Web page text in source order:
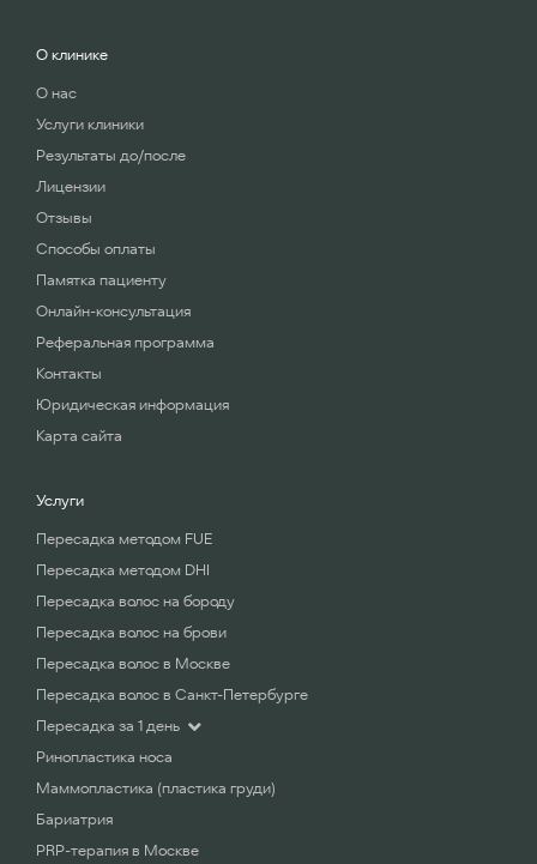
О клинике
О нас
Услуги клиники
Результаты до/после
Лицензии
Отзывы
Способы оплаты
Памятка пациенту
Онлайн-консультация
Реферальная программа
Контакты
Юридическая информация
Карта сайта
Услуги
Пересадка методом FUE
Пересадка методом DHI
Пересадка волос на бороду
Пересадка волос на брови
Пересадка волос в Москве
Пересадка волос в Санкт-Петербурге
Пересадка за 1 день
Ринопластика носа
Маммопластика (пластика груди)
Бариатрия
PRP-терапия в Москве